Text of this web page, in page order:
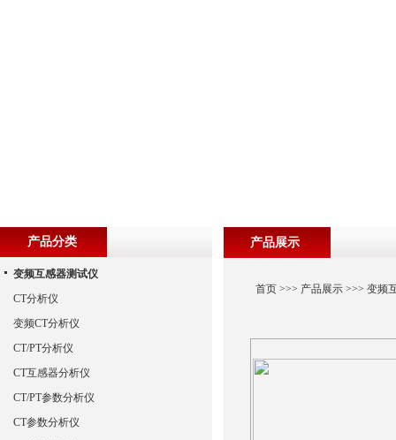
产品展示
首页>>> 产品展示>>> 变频
产品分类
变频互感器测试仪
CT分析仪
变频CT分析仪
CT/PT分析仪
CT互感器分析仪
CT/PT参数分析仪
CT参数分析仪